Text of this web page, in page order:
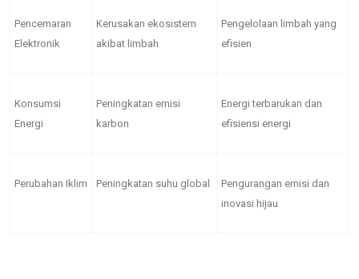
Pencemaran
Elektronik
Kerusakan ekosistem
akibat limbah
Pengelolaan limbah yang
efisien
Konsumsi
Energi
Peningkatan emisi
karbon
Energi terbarukan dan
efisiensi energi
Perubahan Iklim Peningkatan suhu global
Pengurangan emisi dan
inovasi hijau